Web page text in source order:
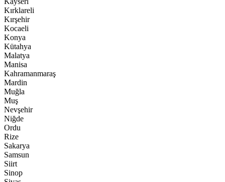
Kırklareli
Kırşehir
Kocaeli
Konya
Kütahya
Malatya
Manisa
Kahramanmaraş
Mardin
Muğla
Muş
Nevşehir
Niğde
Ordu
Rize
Sakarya
Samsun
Siirt
Sinop